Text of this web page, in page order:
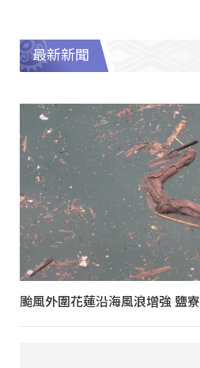
最新新聞
颱風外圍花蓮沿海風浪增強 鹽